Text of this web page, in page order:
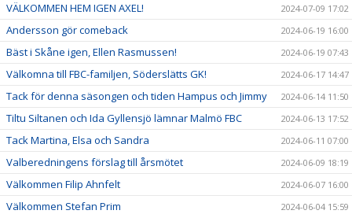
VÄLKOMMEN HEM IGEN AXEL! 2024-07-09 17:02
Andersson gör comeback 2024-06-19 16:00
Bäst i Skåne igen, Ellen Rasmussen! 2024-06-19 07:43
Välkomna till FBC-familjen, Söderslätts GK! 2024-06-17 14:47
Tack för denna säsongen och tiden Hampus och Jimmy 2024-06-14 11:50
Tiltu Siltanen och Ida Gyllensjö lämnar Malmö FBC 2024-06-13 17:52
Tack Martina, Elsa och Sandra 2024-06-11 07:00
Valberedningens förslag till årsmötet 2024-06-09 18:19
Välkommen Filip Ahnfelt 2024-06-07 16:00
Välkommen Stefan Prim 2024-06-04 15:59